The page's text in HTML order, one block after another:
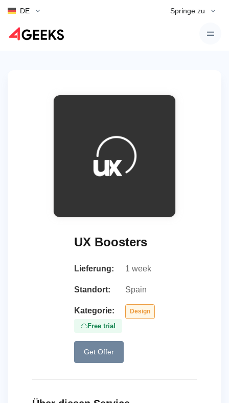
DE Springe zu
UX Boosters
Lieferung: 1 week
Standort: Spain
Kategorie: Design
Free trial
Get Offer